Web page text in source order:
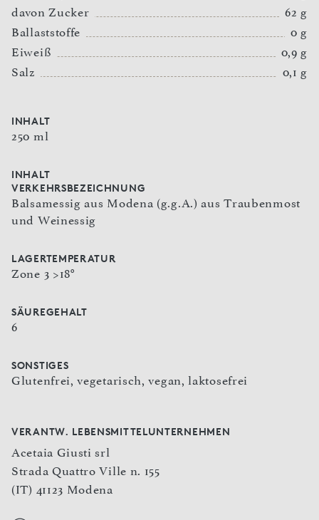
davon Zucker
62 g
Ballaststoffe
0 g
Eiweiß
0,9 g
Salz
0,1 g
INHALT
250 ml
INHALT
VERKEHRSBEZEICHNUNG
Balsamessig aus Modena (g.g.A.) aus Traubenmost
und Weinessig
LAGERTEMPERATUR
Zone 3 >18°
SÄUREGEHALT
6
SONSTIGES
Glutenfrei, vegetarisch, vegan, laktosefrei
VERANTW. LEBENSMITTELUNTERNEHMEN
Acetaia Giusti srl
Strada Quattro Ville n. 155
(IT) 41123 Modena